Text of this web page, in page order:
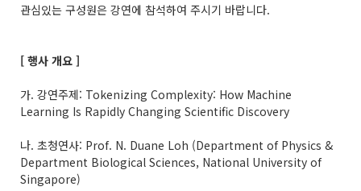
관심있는 구성원은 강연에 참석하여 주시기 바랍니다.
[ 행사 개요 ]
가. 강연주제: Tokenizing Complexity: How Machine
Learning Is Rapidly Changing Scientific Discovery
나. 초청연사: Prof. N. Duane Loh (Department of Physics &
Department Biological Sciences, National University of
Singapore)